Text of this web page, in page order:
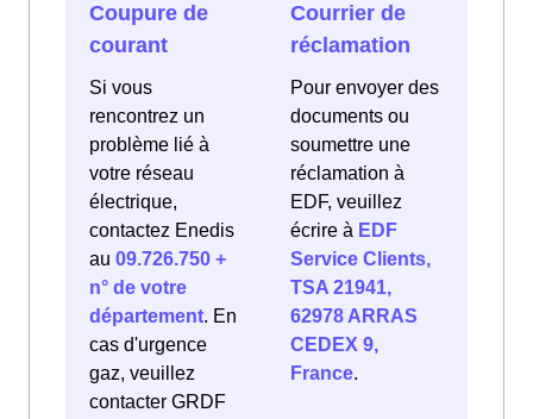
Coupure de
courant
Si vous
rencontrez un
problème lié à
votre réseau
électrique,
contactez Enedis
au 09.726.750 +
n° de votre
département. En
cas d'urgence
gaz, veuillez
contacter GRDF
Courrier de
réclamation
Pour envoyer des
documents ou
soumettre une
réclamation à
EDF, veuillez
écrire à EDF
Service Clients,
TSA 21941,
62978 ARRAS
CEDEX 9,
France.